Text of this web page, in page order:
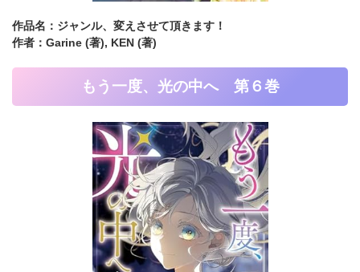
作品名：ジャンル、変えさせて頂きます！
作者：Garine (著), KEN (著)
もう一度、光の中へ 第６巻